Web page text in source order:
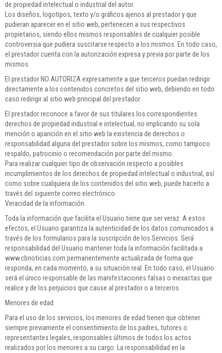
de propiedad intelectual o industrial del autor.
Los diseños, logotipos, texto y/o gráficos ajenos al prestador y que
pudieran aparecer en el sitio web, pertenecen a sus respectivos
propietarios, siendo ellos mismos responsables de cualquier posible
controversia que pudiera suscitarse respecto a los mismos. En todo caso,
el prestador cuenta con la autorización expresa y previa por parte de los
mismos.
El prestador NO AUTORIZA expresamente a que terceros puedan redirigir
directamente a los contenidos concretos del sitio web, debiendo en todo
caso redirigir al sitio web principal del prestador.
El prestador reconoce a favor de sus titulares los correspondientes
derechos de propiedad industrial e intelectual, no implicando su sola
mención o aparición en el sitio web la existencia de derechos o
responsabilidad alguna del prestador sobre los mismos, como tampoco
respaldo, patrocinio o recomendación por parte del mismo.
Para realizar cualquier tipo de observación respecto a posibles
incumplimientos de los derechos de propiedad intelectual o industrial, así
como sobre cualquiera de los contenidos del sitio web, puede hacerlo a
través del siguiente correo electrónico.
Veracidad de la información.
Toda la información que facilita el Usuario tiene que ser veraz. A estos
efectos, el Usuario garantiza la autenticidad de los datos comunicados a
través de los formularios para la suscripción de los Servicios. Será
responsabilidad del Usuario mantener toda la información facilitada a
www.cbnoticias.com permanentemente actualizada de forma que
responda, en cada momento, a su situación real. En todo caso, el Usuario
será el único responsable de las manifestaciones falsas o inexactas que
realice y de los perjuicios que cause al prestador o a terceros.
Menores de edad.
Para el uso de los servicios, los menores de edad tienen que obtener
siempre previamente el consentimiento de los padres, tutores o
representantes legales, responsables últimos de todos los actos
realizados por los menores a su cargo. La responsabilidad en la